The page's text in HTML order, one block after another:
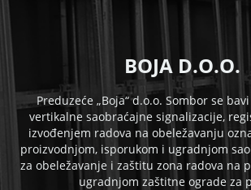
BOJA D.O.O.
Preduzeće „Boja“ d.o.o. Sombor se
vertikalne saobraćajne signalizacije,
izvođenjem radova na obeležavanju
proizvodnjom, isporukom i ugradnjom
za obeležavanje i zaštitu zona radova na
ugradnjom zaštitne ograde za